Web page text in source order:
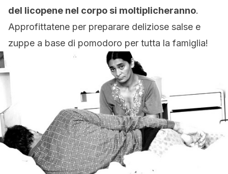
del licopene nel corpo si moltiplicheranno.
Approfittatene per preparare deliziose salse e
zuppe a base di pomodoro per tutta la famiglia!